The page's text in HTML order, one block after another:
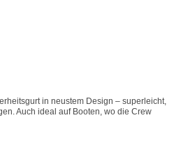
in neustem Design – superleicht,
Auch ideal auf Booten, wo die Crew